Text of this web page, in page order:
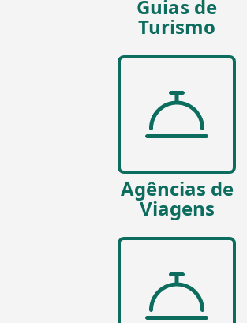
Guias de
Turismo
Agências de
Viagens